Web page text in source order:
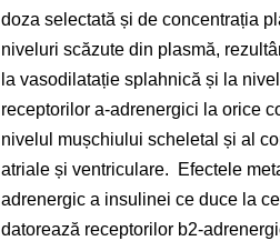
doza selectată și de concentrația
niveluri scăzute din plasmă,
la vasodilatație splahnică și la
receptorilor a-adrenergici la orice
nivelul mușchiului scheletal și al
atriale și ventriculare. Efectele
adrenergic a insulinei ce duce la
datorează receptorilor b2-